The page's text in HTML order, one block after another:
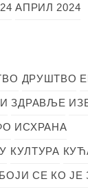
АПРИЛ 2024
ДРУШТВО
ЗДРАВЉЕ
ИСХРАНА
КУЛТУРА
СЕ КО ЈЕ